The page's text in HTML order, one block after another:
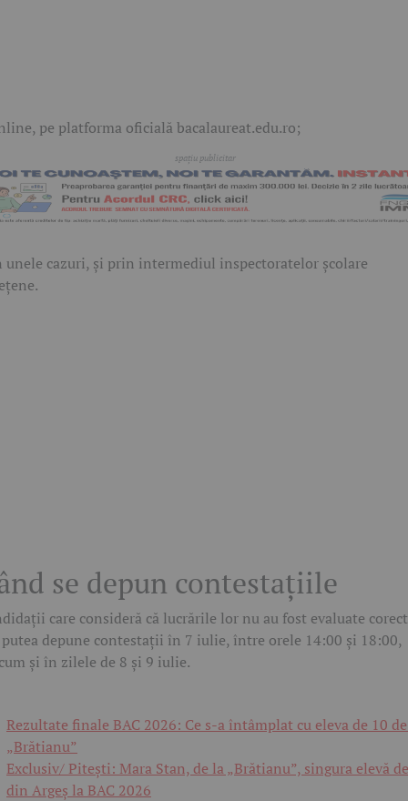
pe platforma oficială bacalaureat.edu.ro;
unele cazuri, și prin intermediul inspectoratelor școlare
se depun contestațiile
care consideră că lucrările lor nu au fost evaluate corect
depune contestații în 7 iulie, între orele 14:00 și 18:00,
și în zilele de 8 și 9 iulie.
Rezultate finale BAC 2026: Ce s-a întâmplat cu eleva de 10
„Brătianu”
Exclusiv/ Pitești: Mara Stan, de la „Brătianu”, singura elevă
din Argeș la BAC 2026